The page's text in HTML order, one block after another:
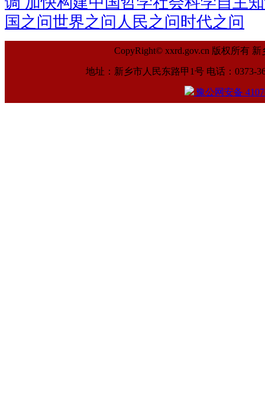
国之问世界之问人民之问时代之问
CopyRight© xxrd.gov.cn 版权所有
地址：新乡市人民东路甲1号 电话：0373-
豫公网安备